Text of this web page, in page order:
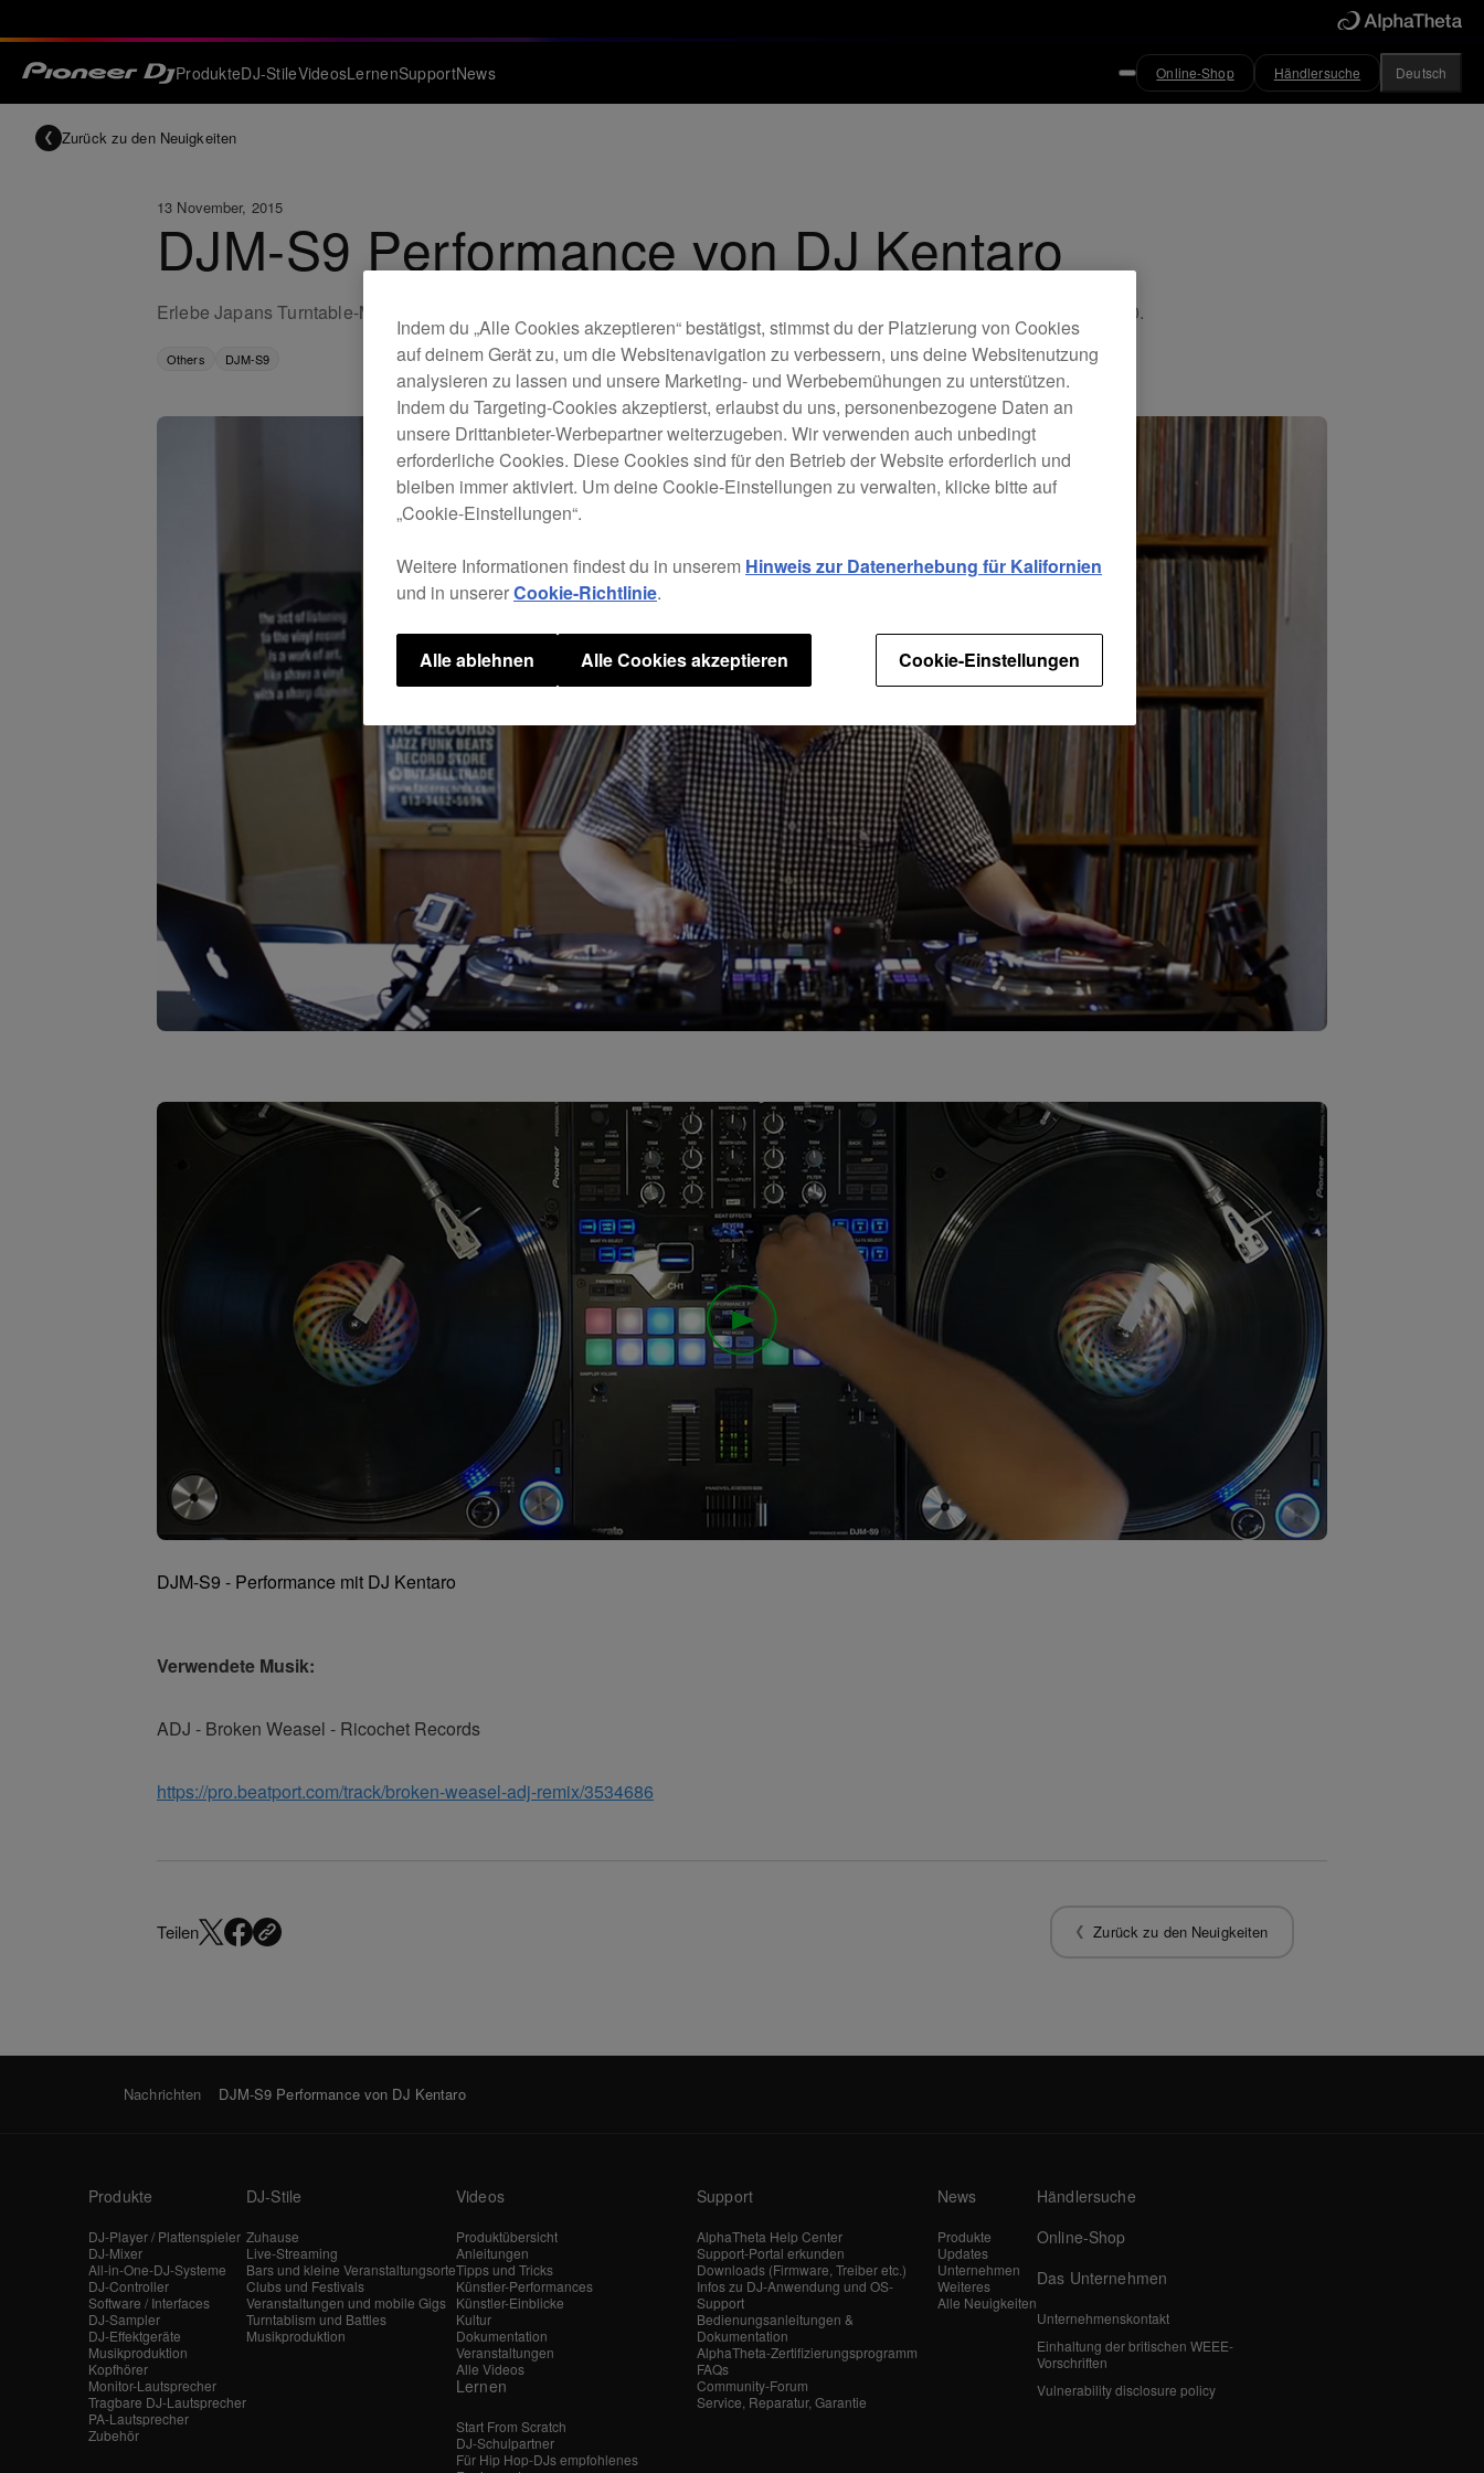
ProdukteDJ-StileVideosLernenSupportNews Online-Shop Händlersuche Deutsch
Zurück zu den Neuigkeiten
13 November, 2015
DJM-S9 Performance von DJ Kentaro
Erlebe Japans Turntable-Meister und DMC-Weltmeister DJ Kentaro am neuen Mixer DJM-S9 und den Turntables PLX-1000.
Others DJM-S9
DJM-S9 - Performance mit DJ Kentaro
Verwendete Musik:
ADJ - Broken Weasel - Ricochet Records
https://pro.beatport.com/track/broken-weasel-adj-remix/3534686
Teilen Zurück zu den Neuigkeiten
Nachrichten DJM-S9 Performance von DJ Kentaro
Produkte
DJ-Player / Plattenspieler
DJ-Mixer
All-in-One-DJ-Systeme
DJ-Controller
Software / Interfaces
DJ-Sampler
DJ-Effektgeräte
Musikproduktion
Kopfhörer
Monitor-Lautsprecher
Tragbare DJ-Lautsprecher
PA-Lautsprecher
Zubehör
DJ-Stile
Zuhause
Live-Streaming
Bars und kleine Veranstaltungsorte
Clubs und Festivals
Veranstaltungen und mobile Gigs
Turntablism und Battles
Musikproduktion
Videos
Produktübersicht
Anleitungen
Tipps und Tricks
Künstler-Performances
Künstler-Einblicke
Kultur
Dokumentation
Veranstaltungen
Alle Videos
Lernen
Start From Scratch
DJ-Schulpartner
Für Hip Hop-DJs empfohlenes
Support
AlphaTheta Help Center
Support-Portal erkunden
Downloads (Firmware, Treiber etc.)
Infos zu DJ-Anwendung und OS-
Support
Bedienungsanleitungen &
Dokumentation
AlphaTheta-Zertifizierungsprogramm
FAQs
Community-Forum
Service, Reparatur, Garantie
News
Produkte
Updates
Unternehmen
Weiteres
Alle Neuigkeiten
Händlersuche
Online-Shop
Das Unternehmen
Unternehmenskontakt
Einhaltung der britischen WEEE-
Vorschriften
Vulnerability disclosure policy
Indem du „Alle Cookies akzeptieren“ bestätigst, stimmst du der Platzierung von Cookies
auf deinem Gerät zu, um die Websitenavigation zu verbessern, uns deine Websitenutzung
analysieren zu lassen und unsere Marketing- und Werbebemühungen zu unterstützen.
Indem du Targeting-Cookies akzeptierst, erlaubst du uns, personenbezogene Daten an
unsere Drittanbieter-Werbepartner weiterzugeben. Wir verwenden auch unbedingt
erforderliche Cookies. Diese Cookies sind für den Betrieb der Website erforderlich und
bleiben immer aktiviert. Um deine Cookie-Einstellungen zu verwalten, klicke bitte auf
„Cookie-Einstellungen“.
Weitere Informationen findest du in unserem Hinweis zur Datenerhebung für Kalifornien
und in unsererCookie-Richtlinie.
Cookie-Einstellungen
Alle ablehnen Alle Cookies akzeptieren